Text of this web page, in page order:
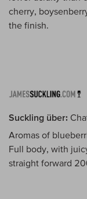
cherry,
the finish.
Suckling über:
Aromas of
Full body, with
straight forward